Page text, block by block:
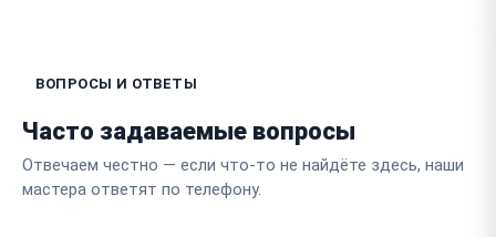
ВОПРОСЫ И ОТВЕТЫ
Часто задаваемые вопросы
Отвечаем честно — если что-то не найдёте здесь, наши
мастера ответят по телефону.